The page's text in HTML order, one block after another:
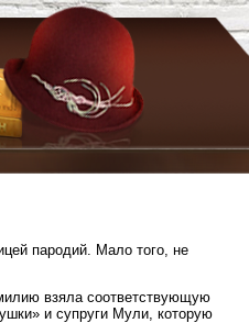
пародий. Мало того, не
взяла соответствующую
и супруги Мули, которую